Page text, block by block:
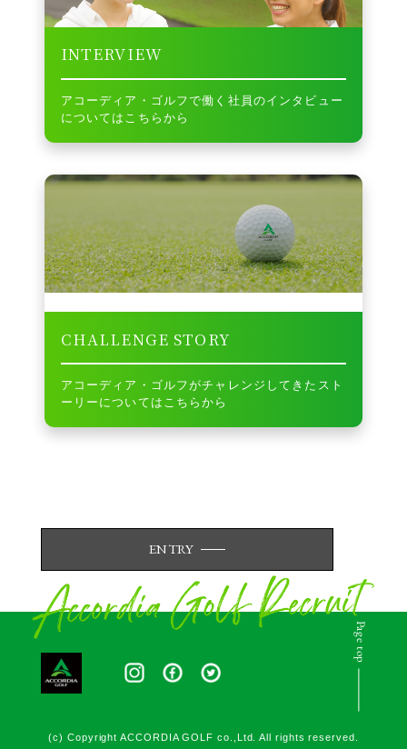
INTERVIEW
アコーディア・ゴルフで働く社員のインタビュー
についてはこちらから
CHALLENGE STORY
アコーディア・ゴルフがチャレンジしてきたスト
ーリーについてはこちらから
ENTRY
Page top
(c) Copyright ACCORDIA GOLF co.,Ltd. All rights reserved.